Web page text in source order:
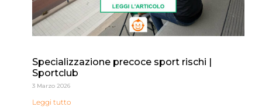
Specializzazione precoce sport rischi |
Sportclub
3 Marzo 2026
Leggi tutto